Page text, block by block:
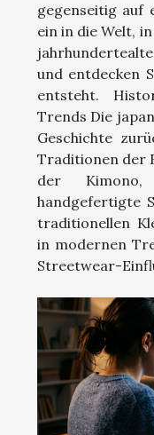
gegenseitig auf
ein in die Welt,
und entdecken
entsteht.
Trends Die
Geschichte
Traditionen der
der
handgefertigte
traditionellen
in modernen
Streetwear-